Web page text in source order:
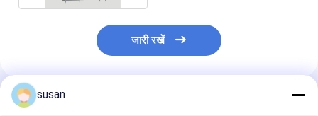
जारी रखें
अनुशंसित उत्पाद
susan